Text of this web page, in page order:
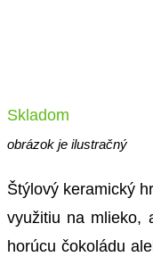
Skladom
obrázok je ilustračný
Štýlový keramický
využitiu na mlieko,
horúcu čokoládu